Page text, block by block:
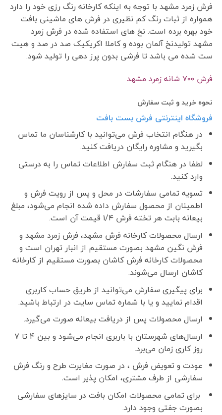
فرش زمرد مشهد با توجه به اینکه کارخانه رنگ رزی خود را دارد
همواره از ثبات رنگ کم نظیری در فرش های ماشینی بافت
خود بهره برده است. نخ های استفاده شده در فرش زمرد
مشهد تولیدنخ آلمان بوده و کاملا اکریکیک صد در صد و هیت
ست شده می باشد تا فرشی بدون پرز دهی را تولید شود.
فرش ٧٠٠ شانه زمرد مشهد
نحوه خرید و ثبت سفارش
فروشگاه اینترنتی فرش بست بافت
در هنگام انتخاب فرش می‌توانید با کارشناسان ما تماس
بگیرید و مشاوره رایگان دریافت کنید.
لطفا در هنگام ثبت سفارش اطلاعات تماس را به درستی
وارد کنید.
تسویه تمامی سفارشات در محل و پس از رویت فرش و
اطمینان از محصول سفارش داده شده انجام می‌شود، مبلغ
بیعانه بابت هر تخته فرش ۱/۴ قیمت آن است.
ارسال محصولات کارخانه فرش مشهد، فرش زمرد مشهد و
فرش نگین مشهد بصورت مستقیم از انبار تهران است و
محصولات کارخانه فرش کاشان بصورت مستقیم از کارخانه
کاشان ارسال می‌شوند.
برای پیگیری سفارش می‌توانید از طریق حساب کاربری
اقدام نمایید و یا با شماره تماس سایت در ارتباط باشید.
ارسال محصولات پس از دریافت بیعانه صورت می‌گیرد.
ارسال‌های شهرستان با باربری انجام می‌شود و بین ۴ تا ۷
روز کاری زمان می‌برد.
عودت و تعویض فرش ، در صورت مغایرت طرح و رنگ فرش
سفارشی از طرف مشتری، امکان پذیر است.
برای تمامی محصولات امکان بافت در سایزهای سفارشی
بصورت جفتی وجود دارد.